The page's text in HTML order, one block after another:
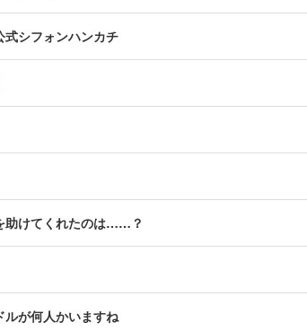
式シフォンハンカチ
助けてくれたのは……？
ルが何人かいますね